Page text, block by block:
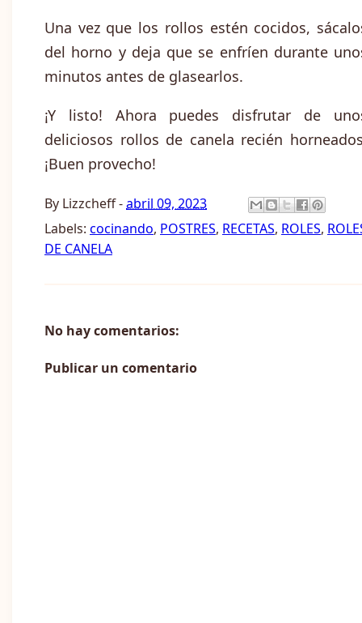
Una vez que los rollos estén cocidos,
del horno y deja que se enfríen durante
minutos antes de glasearlos.
¡Y listo! Ahora puedes disfrutar de
deliciosos rollos de canela recién
¡Buen provecho!
By Lizzcheff-abril 09, 2023
Labels: cocinando, POSTRES, RECETAS, ROLES,
DE CANELA
No hay comentarios:
Publicar un comentario